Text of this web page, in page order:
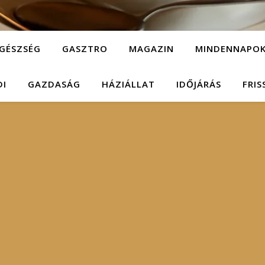
GASZTRO MAGAZIN
GAZDASÁG HÁZIÁLLAT IDŐJÁRÁS